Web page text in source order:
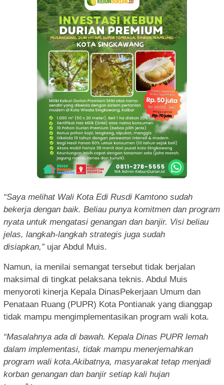
“Saya melihat Wali Kota Edi Rusdi Kamtono sudah
bekerja dengan baik. Beliau punya komitmen dan program
nyata untuk mengatasi genangan dan banjir. Visi beliau
jelas, langkah-langkah strategis juga sudah
disiapkan,” ujar Abdul Muis.
Namun, ia menilai semangat tersebut tidak berjalan
maksimal di tingkat pelaksana teknis. Abdul Muis
menyoroti kinerja Kepala DinasPekerjaan Umum dan
Penataan Ruang (PUPR) Kota Pontianak yang dianggap
tidak mampu mengimplementasikan program wali kota.
“Masalahnya ada di bawah. Kepala Dinas PUPR lemah
dalam implementasi, tidak mampu menerjemahkan
program wali kota.Akibatnya, masyarakat tetap menjadi
korban genangan dan banjir setiap kali hujan